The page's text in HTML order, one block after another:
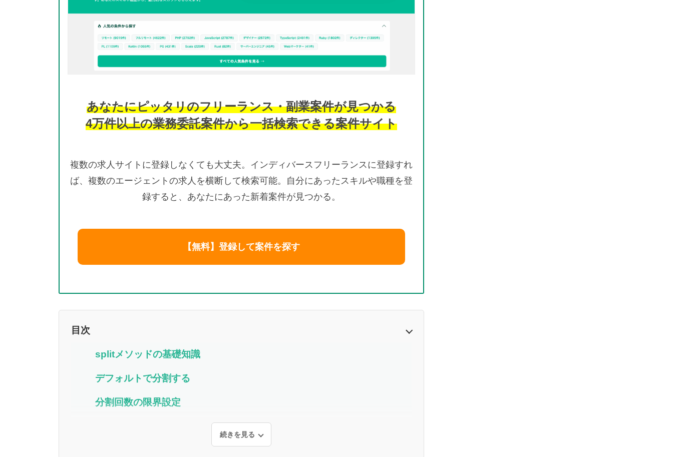
あなたにピッタリのフリーランス・副業案件が見つかる
4万件以上の業務委託案件から一括検索できる案件サイト
複数の求人サイトに登録しなくても大丈夫。インディバースフリーランスに登録すれ
ば、複数のエージェントの求人を横断して検索可能。自分にあったスキルや職種を登
録すると、あなたにあった新着案件が見つかる。
【無料】登録して案件を探す
目次
splitメソッドの基礎知識
デフォルトで分割する
分割回数の限界設定
続きを見る